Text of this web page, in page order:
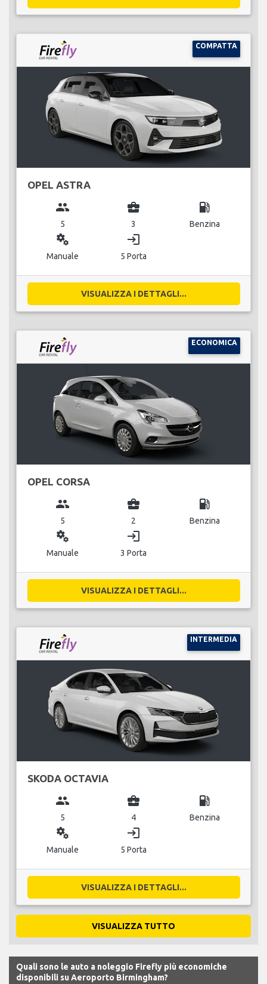
COMPATTA
OPEL ASTRA
group
5
business_center
3
local_gas_station
Benzina
miscellaneous_services
Manuale
login
5 Porta
VISUALIZZA I DETTAGLI...
ECONOMICA
OPEL CORSA
group
5
business_center
2
local_gas_station
Benzina
miscellaneous_services
Manuale
login
3 Porta
VISUALIZZA I DETTAGLI...
INTERMEDIA
SKODA OCTAVIA
group
5
business_center
4
local_gas_station
Benzina
miscellaneous_services
Manuale
login
5 Porta
VISUALIZZA I DETTAGLI...
VISUALIZZA TUTTO
Quali sono le auto a noleggio Firefly più economiche
disponibili su Aeroporto Birmingham?